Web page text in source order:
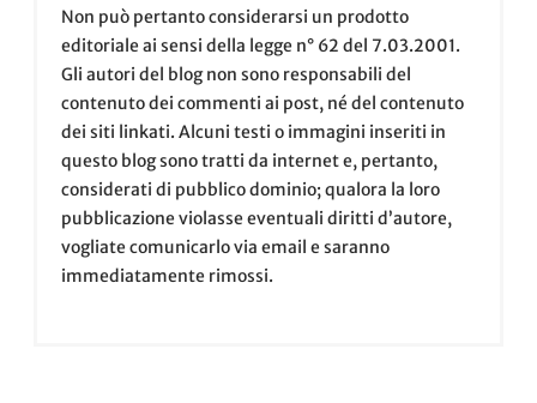
Non può pertanto considerarsi un prodotto
editoriale ai sensi della legge n° 62 del 7.03.2001.
Gli autori del blog non sono responsabili del
contenuto dei commenti ai post, né del contenuto
dei siti linkati. Alcuni testi o immagini inseriti in
questo blog sono tratti da internet e, pertanto,
considerati di pubblico dominio; qualora la loro
pubblicazione violasse eventuali diritti d’autore,
vogliate comunicarlo via email e saranno
immediatamente rimossi.